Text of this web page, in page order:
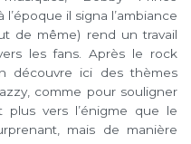
il signa l’ambiance
de même) rend un travail
les fans. Après le rock
découvre ici des thèmes
comme pour souligner
vers l’énigme que le
mais de manière